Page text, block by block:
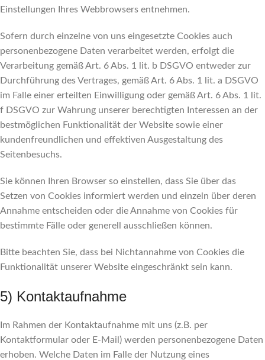
Einstellungen Ihres Webbrowsers entnehmen.
Sofern durch einzelne von uns eingesetzte Cookies auch
personenbezogene Daten verarbeitet werden, erfolgt die
Verarbeitung gemäß Art. 6 Abs. 1 lit. b DSGVO entweder zur
Durchführung des Vertrages, gemäß Art. 6 Abs. 1 lit. a DSGVO
im Falle einer erteilten Einwilligung oder gemäß Art. 6 Abs. 1 lit.
f DSGVO zur Wahrung unserer berechtigten Interessen an der
bestmöglichen Funktionalität der Website sowie einer
kundenfreundlichen und effektiven Ausgestaltung des
Seitenbesuchs.
Sie können Ihren Browser so einstellen, dass Sie über das
Setzen von Cookies informiert werden und einzeln über deren
Annahme entscheiden oder die Annahme von Cookies für
bestimmte Fälle oder generell ausschließen können.
Bitte beachten Sie, dass bei Nichtannahme von Cookies die
Funktionalität unserer Website eingeschränkt sein kann.
5) Kontaktaufnahme
Im Rahmen der Kontaktaufnahme mit uns (z.B. per
Kontaktformular oder E-Mail) werden personenbezogene Daten
erhoben. Welche Daten im Falle der Nutzung eines